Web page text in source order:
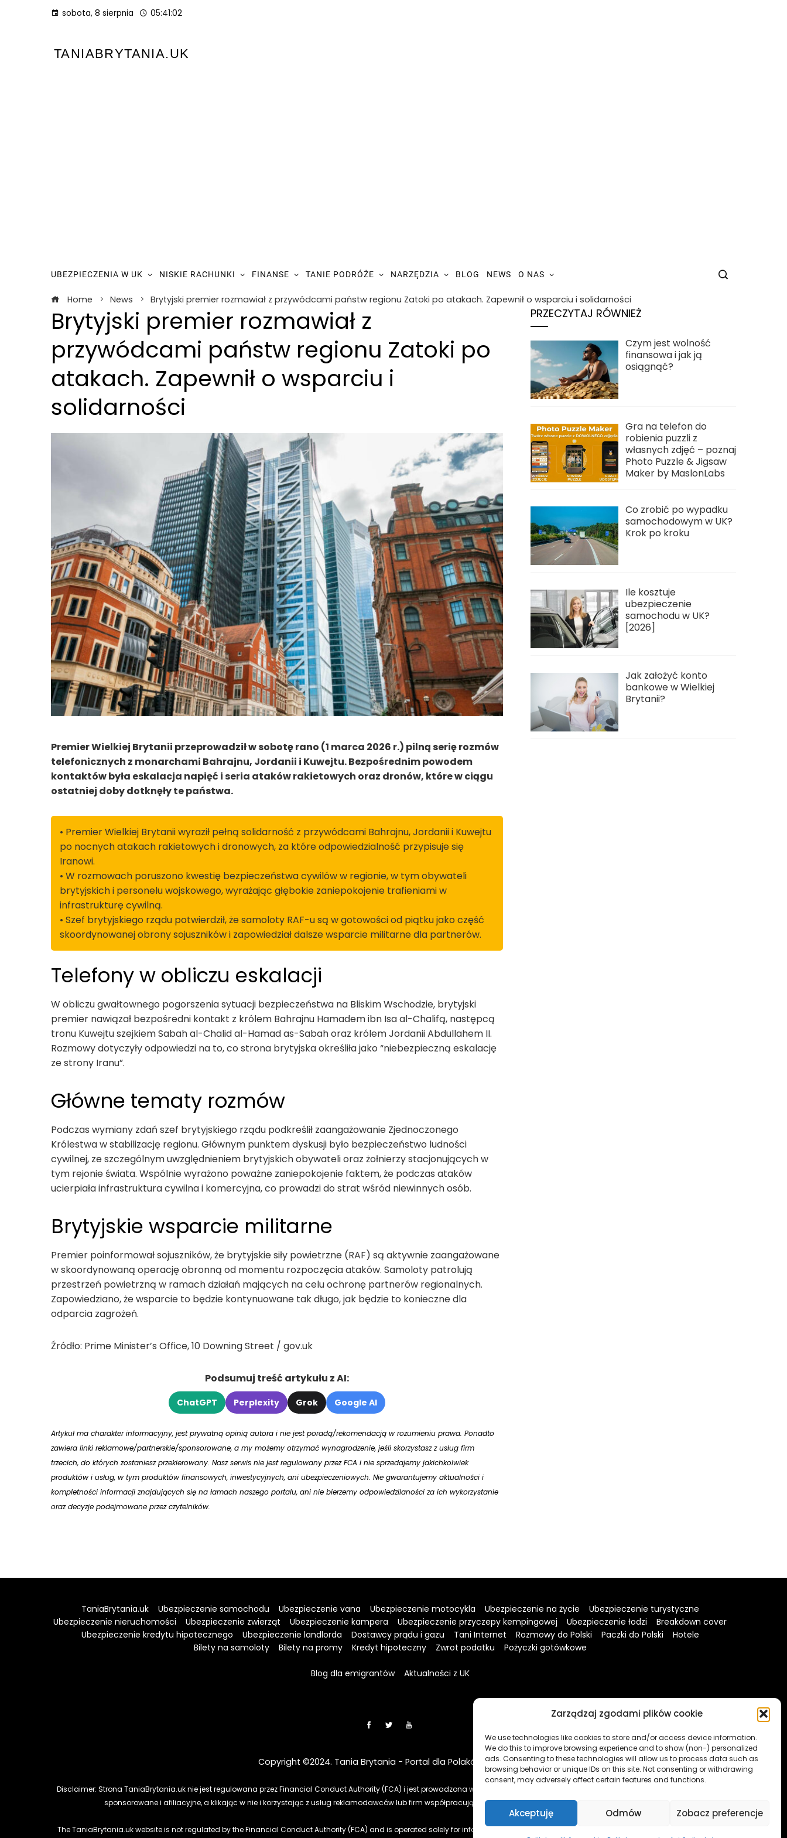
Zarządzaj zgodami plików cookie
We use technologies like cookies to store and/or access device information.
We do this to improve browsing experience and to show (non-) personalized
ads. Consenting to these technologies will allow us to process data such as
browsing behavior or unique IDs on this site. Not consenting or withdrawing
consent, may adversely affect certain features and functions.
Akceptuję Odmów Zobacz preferencje
sobota, 8 sierpnia 05:41:03
TANIABRYTANIA.UK
UBEZPIECZENIA W UK NISKIE RACHUNKI FINANSE TANIE PODRÓŻE NARZĘDZIA BLOG NEWS O NAS
Home News Brytyjski premier rozmawiał z przywódcami państw regionu Zatoki po atakach. Zapewnił o wsparciu i solidarności
Brytyjski premier rozmawiał z
przywódcami państw regionu Zatoki po
atakach. Zapewnił o wsparciu i
solidarności
Premier Wielkiej Brytanii przeprowadził w sobotę rano (1 marca 2026 r.) pilną serię rozmów
telefonicznych z monarchami Bahrajnu, Jordanii i Kuwejtu. Bezpośrednim powodem
kontaktów była eskalacja napięć i seria ataków rakietowych oraz dronów, które w ciągu
ostatniej doby dotknęły te państwa.
• Premier Wielkiej Brytanii wyraził pełną solidarność z przywódcami Bahrajnu, Jordanii i Kuwejtu
po nocnych atakach rakietowych i dronowych, za które odpowiedzialność przypisuje się
Iranowi.
• W rozmowach poruszono kwestię bezpieczeństwa cywilów w regionie, w tym obywateli
brytyjskich i personelu wojskowego, wyrażając głębokie zaniepokojenie trafieniami w
infrastrukturę cywilną.
• Szef brytyjskiego rządu potwierdził, że samoloty RAF-u są w gotowości od piątku jako część
skoordynowanej obrony sojuszników i zapowiedział dalsze wsparcie militarne dla partnerów.
Telefony w obliczu eskalacji
W obliczu gwałtownego pogorszenia sytuacji bezpieczeństwa na Bliskim Wschodzie, brytyjski
premier nawiązał bezpośredni kontakt z królem Bahrajnu Hamadem ibn Isa al-Chalifą, następcą
tronu Kuwejtu szejkiem Sabah al-Chalid al-Hamad as-Sabah oraz królem Jordanii Abdullahem II.
Rozmowy dotyczyły odpowiedzi na to, co strona brytyjska określiła jako “niebezpieczną eskalację
ze strony Iranu”.
Główne tematy rozmów
Podczas wymiany zdań szef brytyjskiego rządu podkreślił zaangażowanie Zjednoczonego
Królestwa w stabilizację regionu. Głównym punktem dyskusji było bezpieczeństwo ludności
cywilnej, ze szczególnym uwzględnieniem brytyjskich obywateli oraz żołnierzy stacjonujących w
tym rejonie świata. Wspólnie wyrażono poważne zaniepokojenie faktem, że podczas ataków
ucierpiała infrastruktura cywilna i komercyjna, co prowadzi do strat wśród niewinnych osób.
Brytyjskie wsparcie militarne
Premier poinformował sojuszników, że brytyjskie siły powietrzne (RAF) są aktywnie zaangażowane
w skoordynowaną operację obronną od momentu rozpoczęcia ataków. Samoloty patrolują
przestrzeń powietrzną w ramach działań mających na celu ochronę partnerów regionalnych.
Zapowiedziano, że wsparcie to będzie kontynuowane tak długo, jak będzie to konieczne dla
odparcia zagrożeń.
Źródło: Prime Minister’s Office, 10 Downing Street / gov.uk
Podsumuj treść artykułu z AI:
ChatGPT Perplexity Grok Google AI
Artykuł ma charakter informacyjny, jest prywatną opinią autora i nie jest poradą/rekomendacją w rozumieniu prawa. Ponadto
zawiera linki reklamowe/partnerskie/sponsorowane, a my możemy otrzymać wynagrodzenie, jeśli skorzystasz z usług firm
trzecich, do których zostaniesz przekierowany. Nasz serwis nie jest regulowany przez FCA i nie sprzedajemy jakichkolwiek
produktów i usług, w tym produktów finansowych, inwestycyjnych, ani ubezpieczeniowych. Nie gwarantujemy aktualności i
kompletności informacji znajdujących się na łamach naszego portalu, ani nie bierzemy odpowiedzilaności za ich wykorzystanie
oraz decyzje podejmowane przez czytelników.
PRZECZYTAJ RÓWNIEŻ
Czym jest wolność
finansowa i jak ją
osiągnąć?
Gra na telefon do
robienia puzzli z
własnych zdjęć – poznaj
Photo Puzzle & Jigsaw
Maker by MaslonLabs
Co zrobić po wypadku
samochodowym w UK?
Krok po kroku
Ile kosztuje
ubezpieczenie
samochodu w UK?
[2026]
Jak założyć konto
bankowe w Wielkiej
Brytanii?
TaniaBrytania.uk Ubezpieczenie samochodu Ubezpieczenie vana Ubezpieczenie motocykla Ubezpieczenie na życie
Ubezpieczenie turystyczne
Ubezpieczenie nieruchomości
Ubezpieczenie zwierząt Ubezpieczenie kampera Ubezpieczenie przyczepy kempingowej Ubezpieczenie łodzi
Breakdown cover
Ubezpieczenie kredytu hipotecznego
Ubezpieczenie landlorda Dostawcy prądu i gazu Tani Internet Rozmowy do Polski Paczki do Polski
Hotele
Bilety na samoloty
Bilety na promy Kredyt hipoteczny Zwrot podatku Pożyczki gotówkowe
Blog dla emigrantów Aktualności z UK
Copyright ©2024. Tania Brytania - Portal dla Polaków w UK
Disclaimer: Strona TaniaBrytania.uk nie jest regulowana przez Financial Conduct Authority (FCA) i jest prowadzona wyłącznie w celach informacyjno-edukacyjnych. Treści zawierająca linki
sponsorowane i afiliacyjne, a klikając w nie i korzystając z usług reklamodawców lub firm współpracujących, nasz serwis może otrzymać wynagrodzenie.
The TaniaBrytania.uk website is not regulated by the Financial Conduct Authority (FCA) and is operated solely for informational and educational purposes. The content contains sponsored